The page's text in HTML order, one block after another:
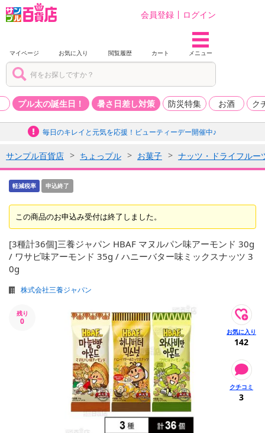
会員登録 ログイン
マイページ お気に入り 閲覧履歴 カート メニュー
プル太の誕生日！ 暑さ日差し対策 防災特集 お酒 ク
毎日のキレイと元気を応援！ビューティーデー開催中♪
サンプル百貨店 ちょっプル お菓子 ナッツ・ドライフルー
軽減税率 申込終了
この商品のお申込み受付は終了しました。
[3種計36個]三養ジャパン HBAF マヌルパン味アーモンド 30g
/ ワサビ味アーモンド 35g / ハニーバター味ミックスナッツ 3
0g
株式会社三養ジャパン
残り
0
142
3